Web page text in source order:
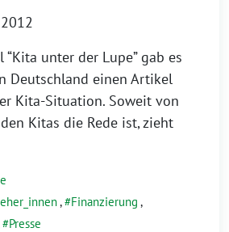
unter der Lupe” gab es
Deutschland einen Artikel
Kita-Situation. Soweit von
Kitas die Rede ist, zieht
, Finanzierung ,
Presse